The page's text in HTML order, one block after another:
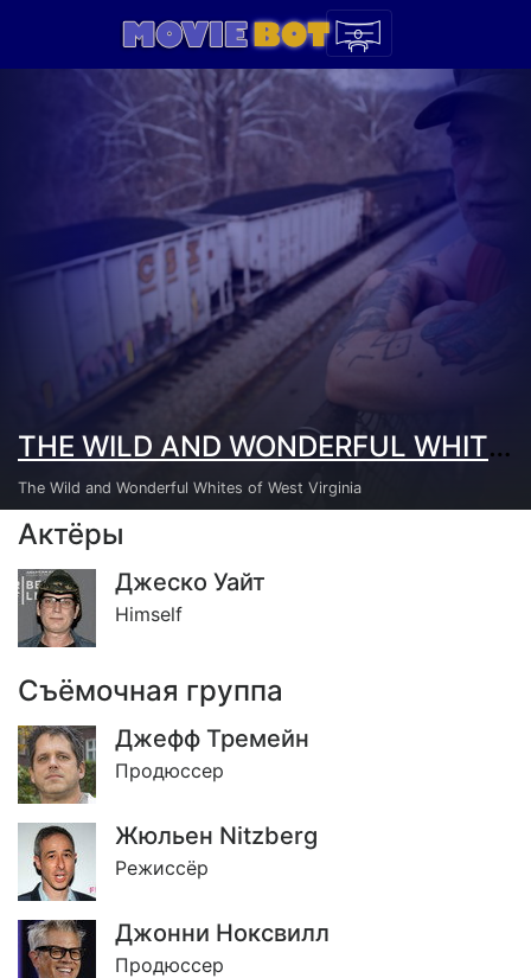
THE WILD AND WONDERFUL WHITES OF WEST VIRGINIA (2009)
The Wild and Wonderful Whites of West Virginia
Актёры
Джеско Уайт
Himself
Съёмочная группа
Джефф Тремейн
Продюссер
Жюльен Nitzberg
Режиссёр
Джонни Ноксвилл
Продюссер